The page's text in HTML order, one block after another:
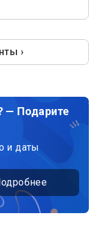
›
— Подарите
и даты